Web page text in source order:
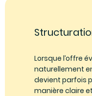
Lorsque l’offre
naturellement
devient parfois
manière claire